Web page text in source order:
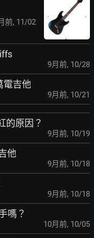
前, 11/02
9月前, 10/28
電吉他
9月前, 10/21
的原因？
9月前, 10/19
他
9月前, 10/18
9月前, 10/18
嗎？
10月前, 10/05